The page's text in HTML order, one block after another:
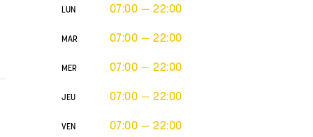
LUN 07:00 — 22:00
MAR 07:00 — 22:00
MER 07:00 — 22:00
JEU 07:00 — 22:00
VEN 07:00 — 22:00